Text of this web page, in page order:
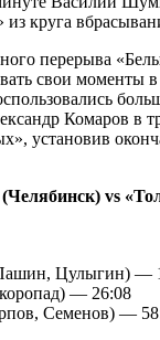
круга
перерыва
свои моменты
Комаров в
установив
vs
Цулыгин) —
— 26:08
Семенов) —